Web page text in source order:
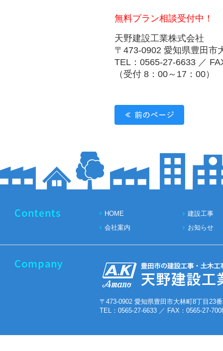
無料プラン相談受付中！
天野建設工業株式会社
〒473-0902 愛知県豊田市
TEL：0565-27-6633 ／
（受付 8：00～17：00）
HOME
建設工事
会社案内
お知らせ
〒473-0902 愛知県豊田市大林町8丁目23
TEL：0565-27-6633 ／ FAX：0565-27-